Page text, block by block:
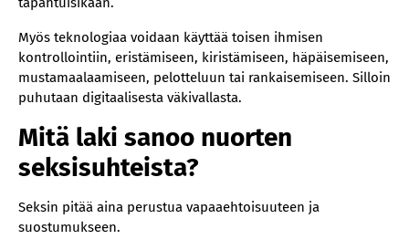
Myös teknologiaa voidaan käyttää toisen ihmisen
kontrollointiin, eristämiseen, kiristämiseen, häpäisemiseen,
mustamaalaamiseen, pelotteluun tai rankaisemiseen. Silloin
puhutaan digitaalisesta väkivallasta.
Mitä laki sanoo nuorten
seksisuhteista?
Seksin pitää aina perustua vapaaehtoisuuteen ja
suostumukseen.